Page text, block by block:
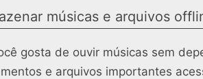
músicas e arquivos
gosta de ouvir músicas sem
e arquivos importantes